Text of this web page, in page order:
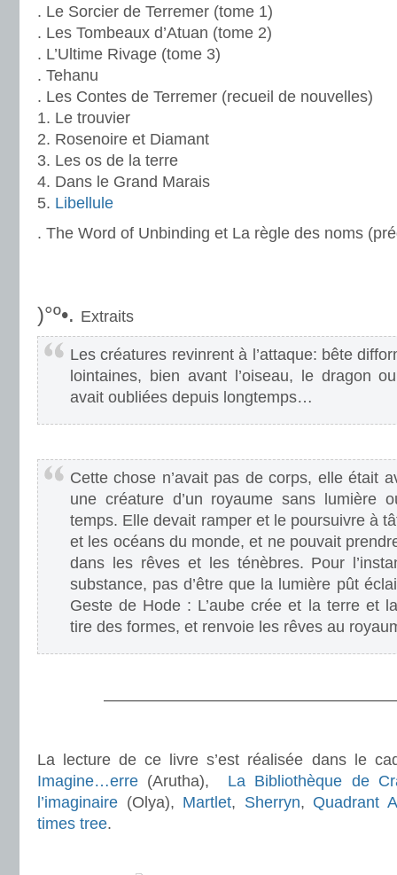
. Le Sorcier de Terremer (tome 1)
. Les Tombeaux d’Atuan (tome 2)
. L’Ultime Rivage (tome 3)
. Tehanu
. Les Contes de Terremer (recueil de nouvelles)
1. Le trouvier
2. Rosenoire et Diamant
3. Les os de la terre
4. Dans le Grand Marais
5. Libellule
. The Word of Unbinding et La règle des noms
)°º•. Extraits
Les créatures revinrent à l’attaque: bête
lointaines, bien avant l’oiseau, le dragon
avait oubliées depuis longtemps…
Cette chose n’avait pas de corps, elle était
une créature d’un royaume sans lumière
temps. Elle devait ramper et le poursuivre à
et les océans du monde, et ne pouvait
dans les rêves et les ténèbres. Pour
substance, pas d’être que la lumière pût
Geste de Hode : L’aube crée et la terre et
tire des formes, et renvoie les rêves au
La lecture de ce livre s’est réalisée dans le
Imagine…erre (Arutha), La Bibliothèque de
l’imaginaire (Olya), Martlet, Sherryn, Quadrant
times tree.